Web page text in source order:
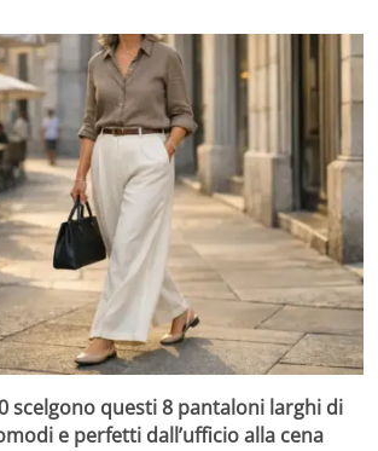
scelgono questi 8 pantaloni larghi di
e perfetti dall’ufficio alla cena